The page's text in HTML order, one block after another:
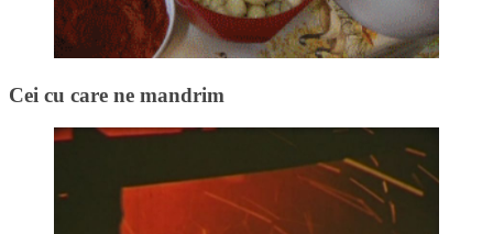
Cei cu care ne mandrim